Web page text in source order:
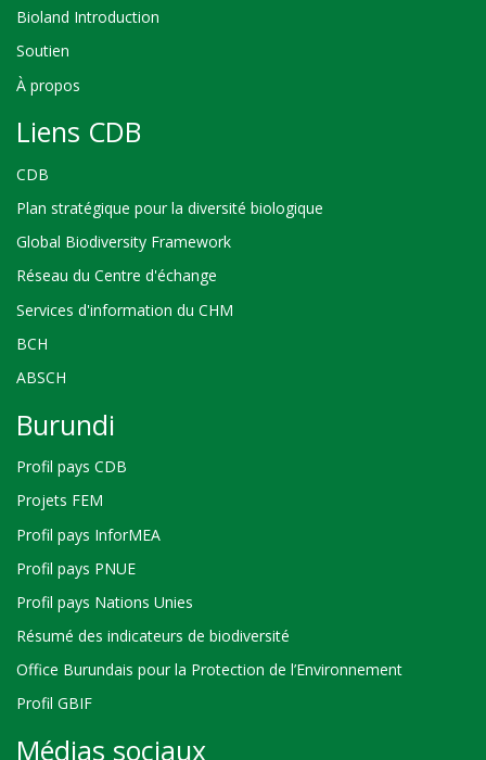
Bioland Introduction
Soutien
À propos
Liens CDB
CDB
Plan stratégique pour la diversité biologique
Global Biodiversity Framework
Réseau du Centre d'échange
Services d'information du CHM
BCH
ABSCH
Burundi
Profil pays CDB
Projets FEM
Profil pays InforMEA
Profil pays PNUE
Profil pays Nations Unies
Résumé des indicateurs de biodiversité
Office Burundais pour la Protection de l’Environnement
Profil GBIF
Médias sociaux